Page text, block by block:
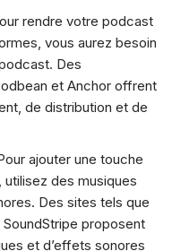
rendre votre podcast
vous aurez besoin
Des
et Anchor offrent
de distribution et de
ajouter une touche
des musiques
Des sites tels que
proposent
et d’effets sonores